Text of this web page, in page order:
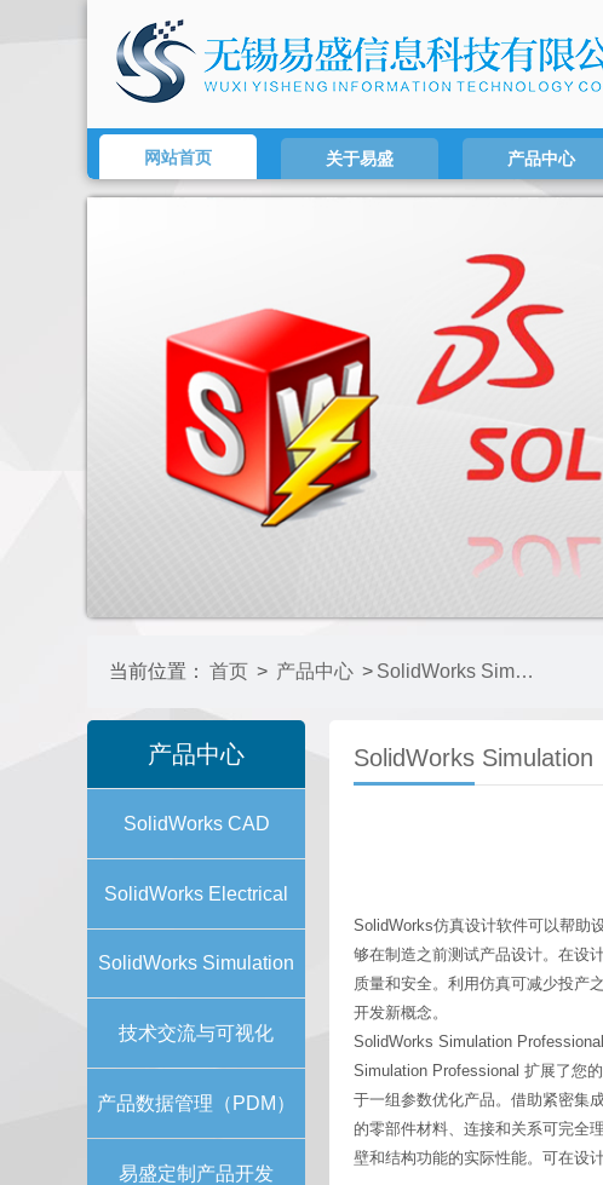
网站首页 关于易盛 产品中心
当前位置： 首页 > 产品中心 > SolidWorks Simulation
产品中心
SolidWorks CAD
SolidWorks Electrical
SolidWorks Simulation
技术交流与可视化
产品数据管理（PDM）
易盛定制产品开发
SolidWorks Simulation
SolidWorks仿真设计软件可以帮助
够在制造之前测试产品设计。在设
质量和安全。利用仿真可减少投产
开发新概念。
SolidWorks Simulation
Simulation Professional 扩展了您
于一组参数优化产品。借助紧密集
的零部件材料、连接和关系可完全
壁和结构功能的实际性能。可在设